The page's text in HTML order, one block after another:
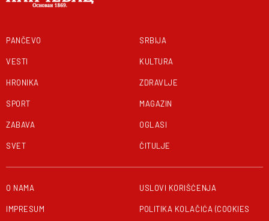
PANČEVO
VESTI
HRONIKA
SPORT
ZABAVA
SVET
SRBIJA
KULTURA
ZDRAVLJE
MAGAZIN
OGLASI
ČITULJE
O NAMA
IMPRESUM
USLOVI KORIŠĆENJA
POLITIKA KOLAČIĆA (COOKIES